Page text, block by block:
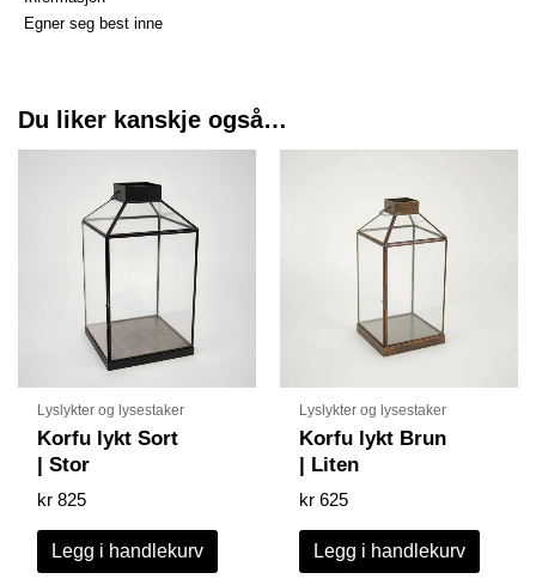
Egner seg best inne
Du liker kanskje også…
Lyslykter og lysestaker
Korfu lykt Sort
| Stor
kr 825
Legg i handlekurv
Lyslykter og lysestaker
Korfu lykt Brun
| Liten
kr 625
Legg i handlekurv